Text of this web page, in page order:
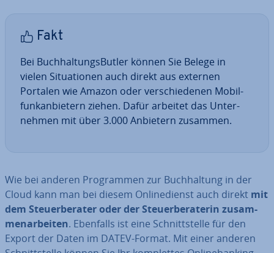
Fakt
Bei Buch­hal­tungs­But­ler können Sie Belege in
vielen Si­tua­tio­nen auch direkt aus externen
Portalen wie Amazon oder ver­schie­de­nen Mo­bil­
funk­an­bie­tern ziehen. Dafür arbeitet das Un­ter­
neh­men mit über 3.000 Anbietern zusammen.
Wie bei anderen Pro­gram­men zur Buch­hal­tung in der
Cloud kann man bei diesem On­line­dienst auch direkt mit
dem Steu­er­be­ra­ter oder der Steu­er­be­ra­te­rin zu­sam­
men­ar­bei­ten. Ebenfalls ist eine Schnitt­stel­le für den
Export der Daten im DATEV-Format. Mit einer anderen